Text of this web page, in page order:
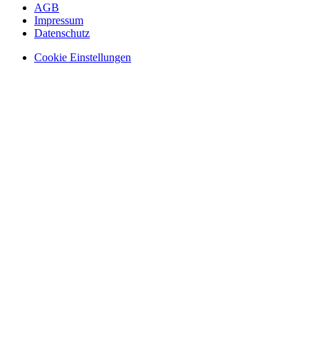
AGB
Impressum
Datenschutz
Cookie Einstellungen